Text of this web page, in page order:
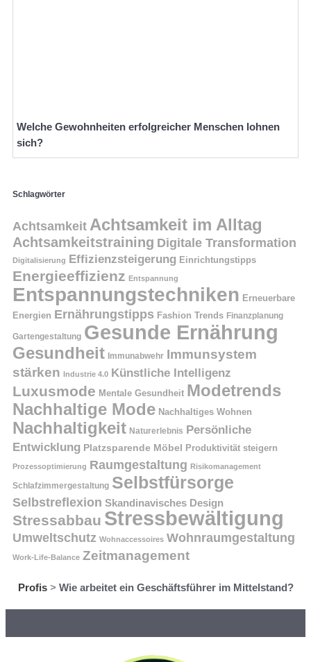
Welche Gewohnheiten erfolgreicher Menschen lohnen
sich?
Schlagwörter
Achtsamkeit Achtsamkeit im Alltag
Achtsamkeitstraining Digitale Transformation
Digitalisierung Effizienzsteigerung Einrichtungstipps
Energieeffizienz Entspannung
Entspannungstechniken Erneuerbare
Energien Ernährungstipps Fashion Trends Finanzplanung
Gartengestaltung Gesunde Ernährung
Gesundheit Immunabwehr Immunsystem
stärken
Industrie 4.0 Künstliche Intelligenz
Luxusmode Mentale Gesundheit Modetrends
Nachhaltige Mode Nachhaltiges Wohnen
Nachhaltigkeit Naturerlebnis Persönliche
Entwicklung Platzsparende Möbel Produktivität steigern
Prozessoptimierung Raumgestaltung Risikomanagement
Schlafzimmergestaltung Selbstfürsorge
Selbstreflexion Skandinavisches Design
Stressabbau Stressbewältigung
Umweltschutz Wohnaccessoires Wohnraumgestaltung
Work-Life-Balance Zeitmanagement
Profis> Wie arbeitet ein Geschäftsführer im Mittelstand?